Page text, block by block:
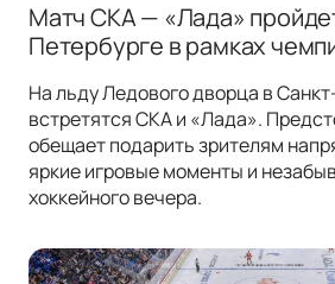
Матч СКА — «Лада»
Петербурге в рамках
На льду Ледового дворца в
встретятся СКА и «Лада».
обещает подарить зрителям
яркие игровые моменты и
хоккейного вечера.